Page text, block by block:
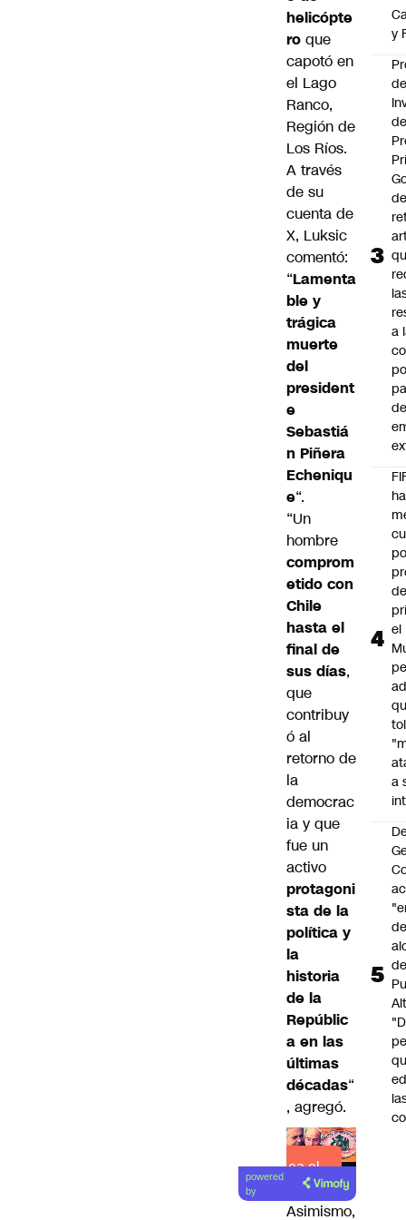
helicópte
ro que
capotó en
el Lago
Ranco,
Región de
Los Ríos.
A través
de su
cuenta de
X, Luksic
comentó:
“Lamenta
ble y
trágica
muerte
del
president
e
Sebastiá
n Piñera
Echeniqu
e“.
“Un
hombre
comprom
etido con
Chile
hasta el
final de
sus días,
que
contribuy
ó al
retorno de
la
democrac
ia y que
fue un
activo
protagoni
sta de la
política y
la
historia
de la
Repúblic
a en las
últimas
décadas“
, agregó.
Lea el
artículo
powered
by
Asimismo,
y
de
a
de
de
el
a
de